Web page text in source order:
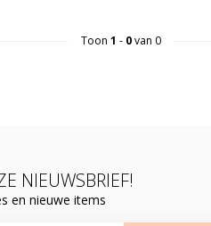
Toon 1 - 0van 0
NIEUWSBRIEF!
en nieuwe items